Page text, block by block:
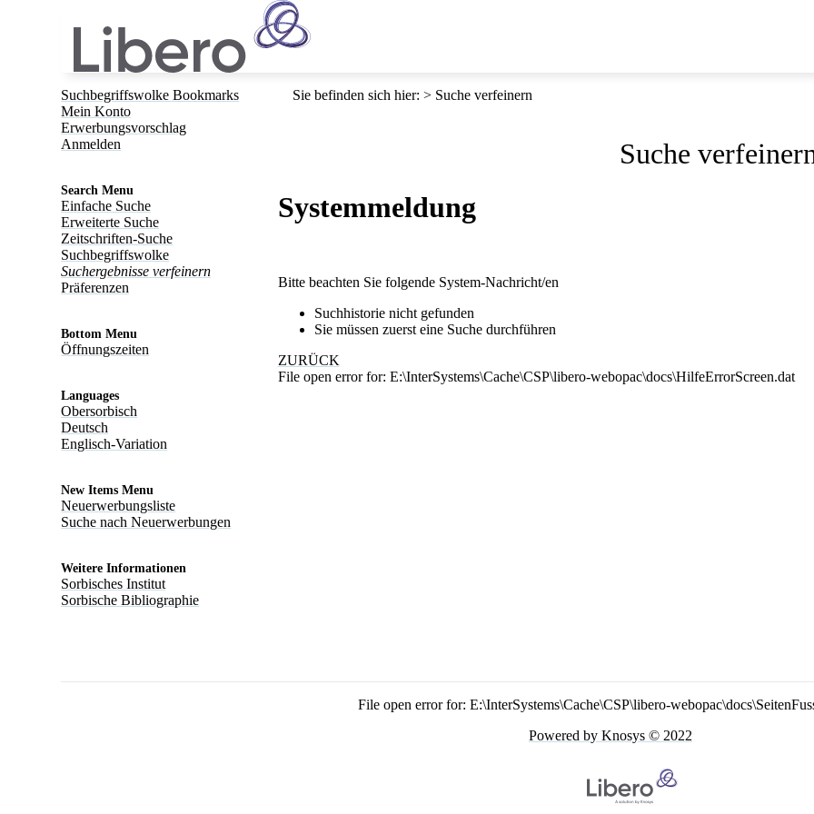
Suchbegriffswolke Bookmarks
Mein Konto
Erwerbungsvorschlag
Anmelden
Search Menu
Einfache Suche
Erweiterte Suche
Zeitschriften-Suche
Suchbegriffswolke
Suchergebnisse verfeinern
Präferenzen
Bottom Menu
Öffnungszeiten
Languages
Obersorbisch
Deutsch
Englisch-Variation
New Items Menu
Neuerwerbungsliste
Suche nach Neuerwerbungen
Weitere Informationen
Sorbisches Institut
Sorbische Bibliographie
Sie befinden sich hier: Suche verfeinern
Suche
Systemmeldung
Bitte beachten Sie folgende System-Nachricht/en
Suchhistorie nicht gefunden
Sie müssen zuerst eine Suche durchführen
ZURÜCK
File open error for: E:\InterSystems\Cache\CSP\libero-webopac\docs\HilfeErrorScreen.dat
File open error for: E:\InterSystems\Cache\CSP\libero-
Powered by Knosys © 2022